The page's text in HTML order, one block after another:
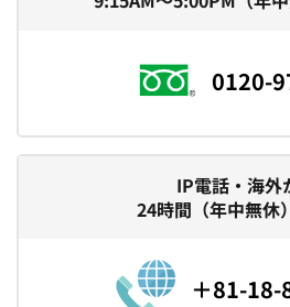
0120-
IP電話・海外
24時間（年中無休）
＋81-